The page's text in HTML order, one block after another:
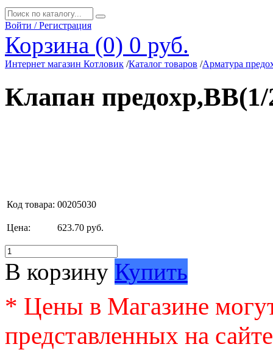
Войти / Регистрация
Корзина (0) 0 руб.
Интернет магазин Котловик /Каталог товаров /Арматура
Клапан
Код товара: 00205030
Цена: 623.70 руб.
В корзину Купить
* Цены в Магазине
представленных на сайте